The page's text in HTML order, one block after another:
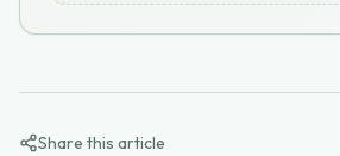
Share this article